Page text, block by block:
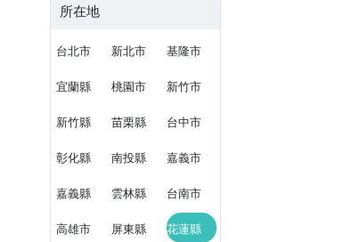
所在地
台北市 新北市 基隆市
宜蘭縣 桃園市 新竹市
新竹縣 苗栗縣 台中市
彰化縣 南投縣 嘉義市
嘉義縣 雲林縣 台南市
高雄市 屏東縣 花蓮縣